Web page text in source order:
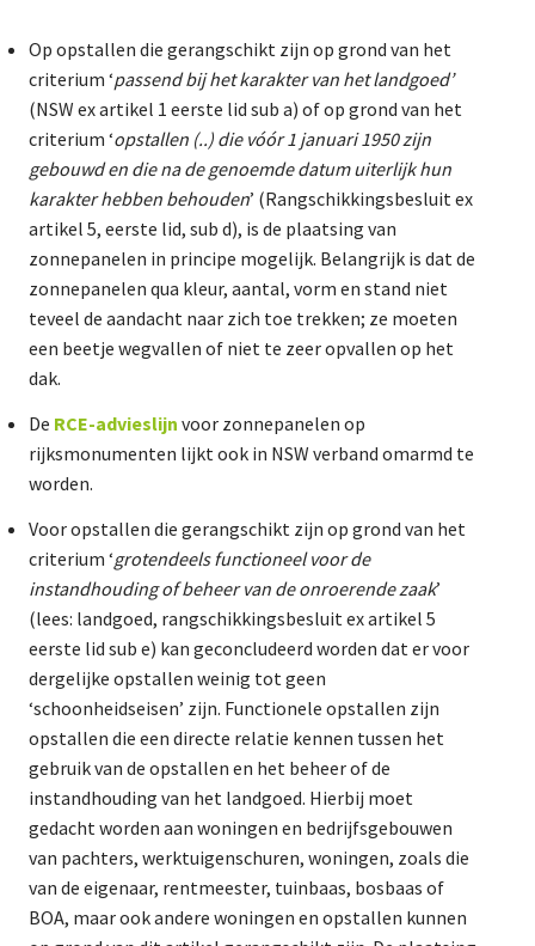
Op opstallen die gerangschikt zijn op grond van het
criterium ‘passend bij het karakter van het landgoed’
(NSW ex artikel 1 eerste lid sub a) of op grond van het
criterium ‘opstallen (..) die vóór 1 januari 1950 zijn
gebouwd en die na de genoemde datum uiterlijk hun
karakter hebben behouden’ (Rangschikkingsbesluit ex
artikel 5, eerste lid, sub d), is de plaatsing van
zonnepanelen in principe mogelijk. Belangrijk is dat de
zonnepanelen qua kleur, aantal, vorm en stand niet
teveel de aandacht naar zich toe trekken; ze moeten
een beetje wegvallen of niet te zeer opvallen op het
dak.
De RCE-advieslijn voor zonnepanelen op
rijksmonumenten lijkt ook in NSW verband omarmd te
worden.
Voor opstallen die gerangschikt zijn op grond van het
criterium ‘grotendeels functioneel voor de
instandhouding of beheer van de onroerende zaak’
(lees: landgoed, rangschikkingsbesluit ex artikel 5
eerste lid sub e) kan geconcludeerd worden dat er voor
dergelijke opstallen weinig tot geen
‘schoonheidseisen’ zijn. Functionele opstallen zijn
opstallen die een directe relatie kennen tussen het
gebruik van de opstallen en het beheer of de
instandhouding van het landgoed. Hierbij moet
gedacht worden aan woningen en bedrijfsgebouwen
van pachters, werktuigenschuren, woningen, zoals die
van de eigenaar, rentmeester, tuinbaas, bosbaas of
BOA, maar ook andere woningen en opstallen kunnen